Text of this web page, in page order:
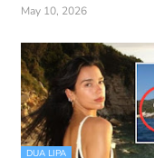
May 10, 2026
DUA LIPA